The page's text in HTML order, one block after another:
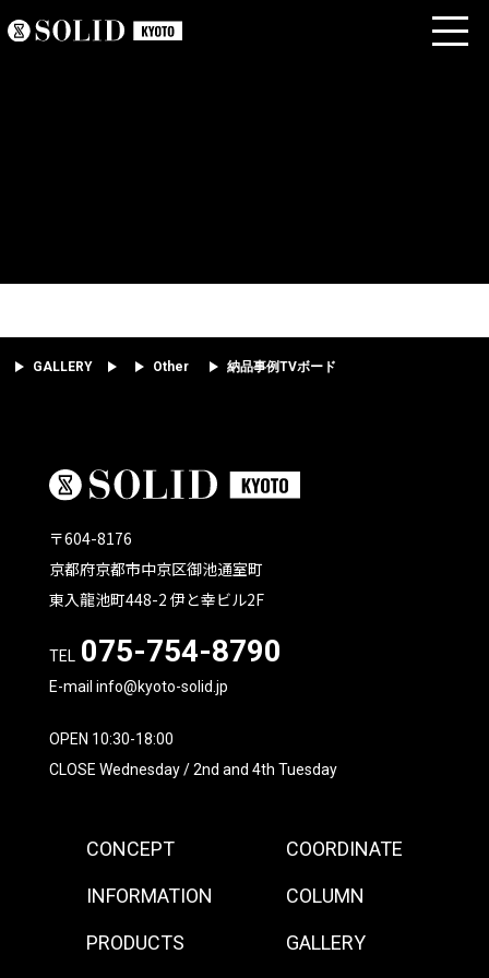
GALLERY Other 納品事例TVボード
〒604-8176
京都府京都市中京区御池通室町
東入龍池町448-2 伊と幸ビル2F
TEL 075-754-8790
E-mail info@kyoto-solid.jp
OPEN 10:30-18:00
CLOSE Wednesday / 2nd and 4th Tuesday
CONCEPT
INFORMATION
PRODUCTS
COORDINATE
COLUMN
GALLERY